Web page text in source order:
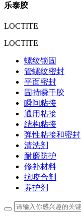
乐泰胶
LOCTITE
LOCTITE
螺纹锁固
管螺纹密封
平面密封
固持瞬干胶
瞬间粘接
通用粘接
结构粘接
弹性粘接和密封
清洗剂
耐磨防护
修补材料
抗咬合剂
养护剂